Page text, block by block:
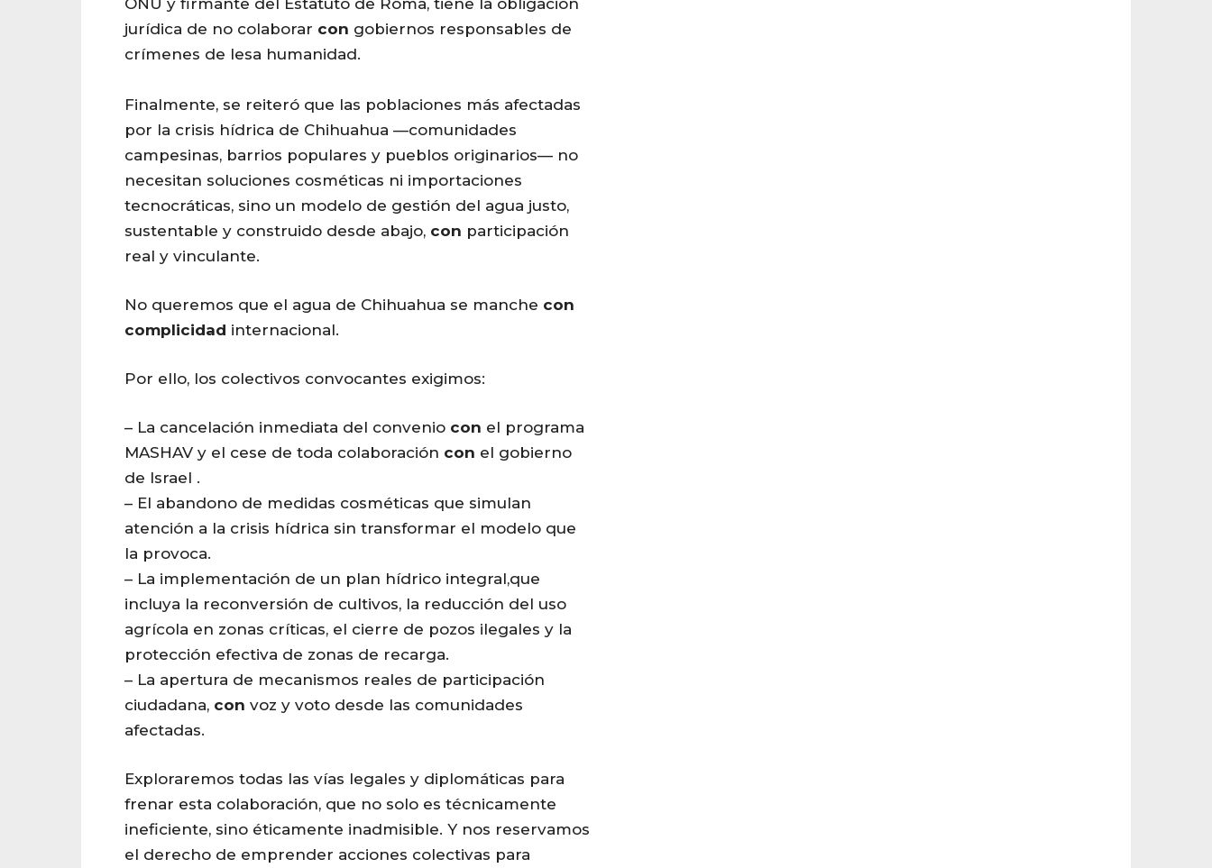
jurídica de no colaborar con gobiernos responsables de
crímenes de lesa humanidad.
Finalmente, se reiteró que las poblaciones más afectadas
por la crisis hídrica de Chihuahua —comunidades
campesinas, barrios populares y pueblos originarios— no
necesitan soluciones cosméticas ni importaciones
tecnocráticas, sino un modelo de gestión del agua justo,
sustentable y construido desde abajo, con participación
real y vinculante.
No queremos que el agua de Chihuahua se manche con
complicidad internacional.
Por ello, los colectivos convocantes exigimos:
– La cancelación inmediata del convenio con el programa
MASHAV y el cese de toda colaboración con el gobierno
de Israel .
– El abandono de medidas cosméticas que simulan
atención a la crisis hídrica sin transformar el modelo que
la provoca.
– La implementación de un plan hídrico integral,que
incluya la reconversión de cultivos, la reducción del uso
agrícola en zonas críticas, el cierre de pozos ilegales y la
protección efectiva de zonas de recarga.
– La apertura de mecanismos reales de participación
ciudadana, con voz y voto desde las comunidades
afectadas.
Exploraremos todas las vías legales y diplomáticas para
frenar esta colaboración, que no solo es técnicamente
ineficiente, sino éticamente inadmisible. Y nos reservamos
el derecho de emprender acciones colectivas para